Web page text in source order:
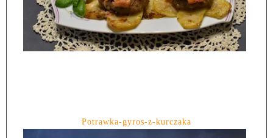
Potrawka-gyros-z-kurczaka